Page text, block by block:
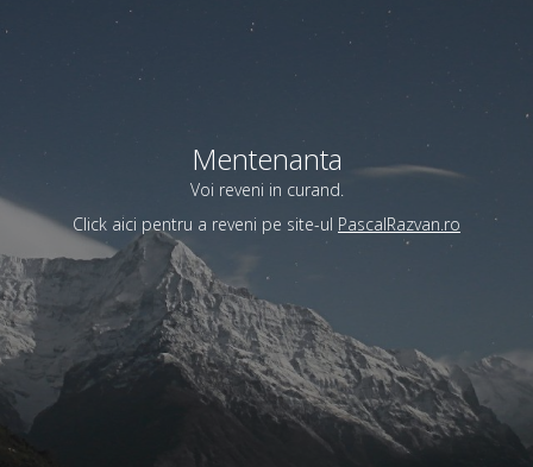
Mentenanta
Voi reveni in curand.
Click aici pentru a reveni pe site-ul PascalRazvan.ro